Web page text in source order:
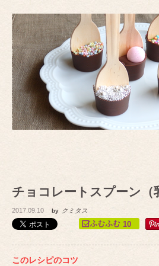
チョコレートスプーン（
2017.09.10 by クミタス
10
このレシピのコツ